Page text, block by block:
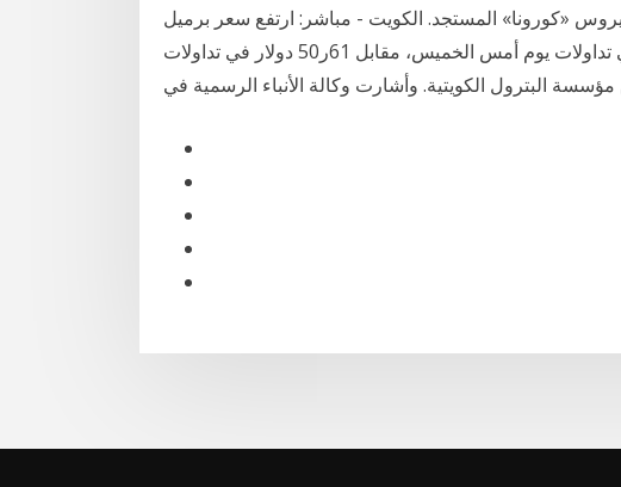
«كورونا» المستجد. الكویت - مباشر: ارتفع سعر برمیل
النفط الكویتي 3 سنتات لیبلغ 64ر50 دولار في تداولات یوم أمس الخمیس، مقابل 61ر50 دولار في تداولات
البترول الكویتیة. وأشارت وكالة الأنباء الرسمية في